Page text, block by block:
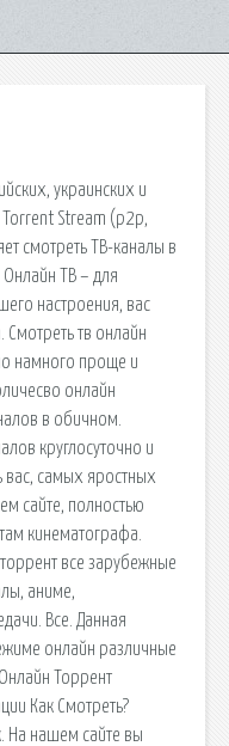
украинских и
Stream (p2p,
смотреть ТВ-каналы в
ТВ – для
настроения, вас
Смотреть тв онлайн
намного проще и
онлайн
в обичном.
круглосуточно и
вас, самых яростных
сайте, полностью
кинематографа.
все зарубежные
аниме,
Все. Данная
онлайн различные
Торрент
Как Смотреть?
На нашем сайте вы